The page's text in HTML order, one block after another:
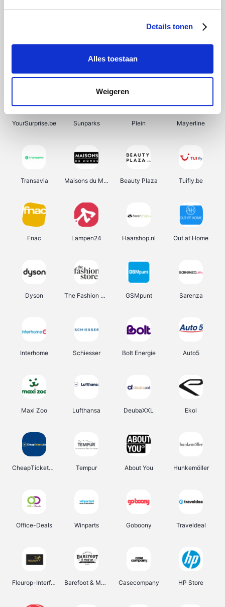
Details tonen
Alles toestaan
Weigeren
SupraBazar Shein Bergfreunde Smartwatchbanden
YourSurprise.be Sunparks Plein Mayerline
Transavia Maisons du Monde Beauty Plaza Tuifly.be
Fnac Lampen24 Haarshop.nl Out at Home
Dyson The Fashion Store GSMpunt Sarenza
Interhome Schiesser Bolt Energie Auto5
Maxi Zoo Lufthansa DeubaXXL Ekoi
CheapTickets.be Tempur About You Hunkemöller
Office-Deals Winparts Goboony Traveldeal
Fleurop-Interflora Barefoot & More Casecompany HP Store